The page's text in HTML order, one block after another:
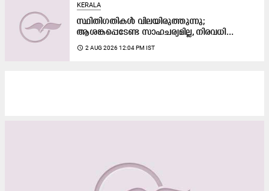
KERALA
സ്ഥിതിഗതികള്‍ വിലയിരുത്തുന്നു;
ആശങ്കപ്പെടേണ്ട സാഹചര്യമില്ല, നിരവധി...
access_time 2 AUG 2026 12:04 PM IST